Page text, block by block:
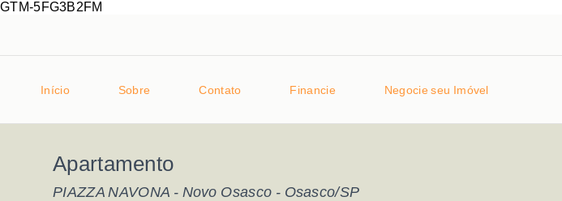
GTM-5FG3B2FM
Início Sobre Contato Financie Negocie seu Imóvel
Apartamento
PIAZZA NAVONA - Novo Osasco - Osasco/SP